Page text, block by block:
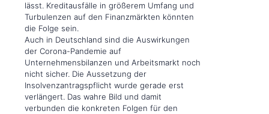
lässt. Kreditausfälle in größerem Umfang und
Turbulenzen auf den Finanzmärkten könnten
die Folge sein.
Auch in Deutschland sind die Auswirkungen
der Corona-Pandemie auf
Unternehmensbilanzen und Arbeitsmarkt noch
nicht sicher. Die Aussetzung der
Insolvenzantragspflicht wurde gerade erst
verlängert. Das wahre Bild und damit
verbunden die konkreten Folgen für den